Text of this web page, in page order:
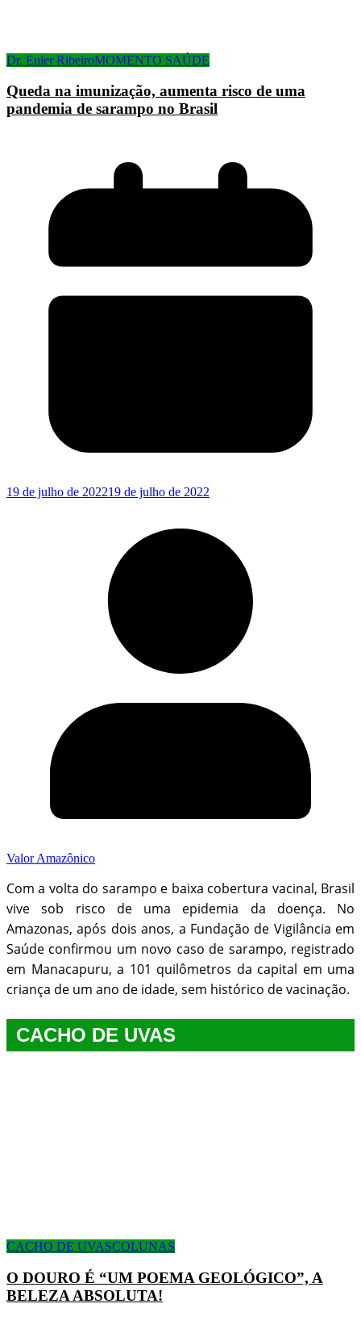
Dr. Euler RibeiroMOMENTO SAÚDE
Queda na imunização, aumenta risco de uma
pandemia de sarampo no Brasil
19 de julho de 202219 de julho de 2022
Valor Amazônico
Com a volta do sarampo e baixa cobertura vacinal, Brasil
vive sob risco de uma epidemia da doença. No
Amazonas, após dois anos, a Fundação de Vigilância em
Saúde confirmou um novo caso de sarampo, registrado
em Manacapuru, a 101 quilômetros da capital em uma
criança de um ano de idade, sem histórico de vacinação.
CACHO DE UVAS
CACHO DE UVASCOLUNAS
O DOURO É “UM POEMA GEOLÓGICO”, A
BELEZA ABSOLUTA!